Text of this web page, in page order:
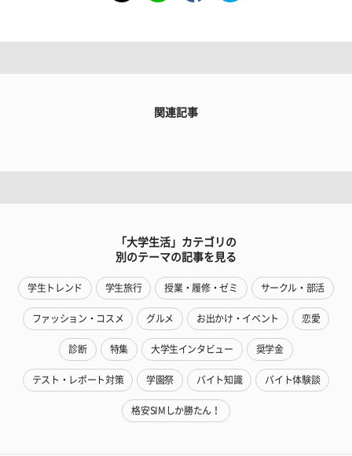
関連記事
「大学生活」カテゴリの
別のテーマの記事を見る
学生トレンド 学生旅行 授業・履修・ゼミ サークル・部活
ファッション・コスメ グルメ お出かけ・イベント 恋愛
診断 特集 大学生インタビュー 奨学金
テスト・レポート対策 学園祭 バイト知識 バイト体験談
格安SIMしか勝たん！